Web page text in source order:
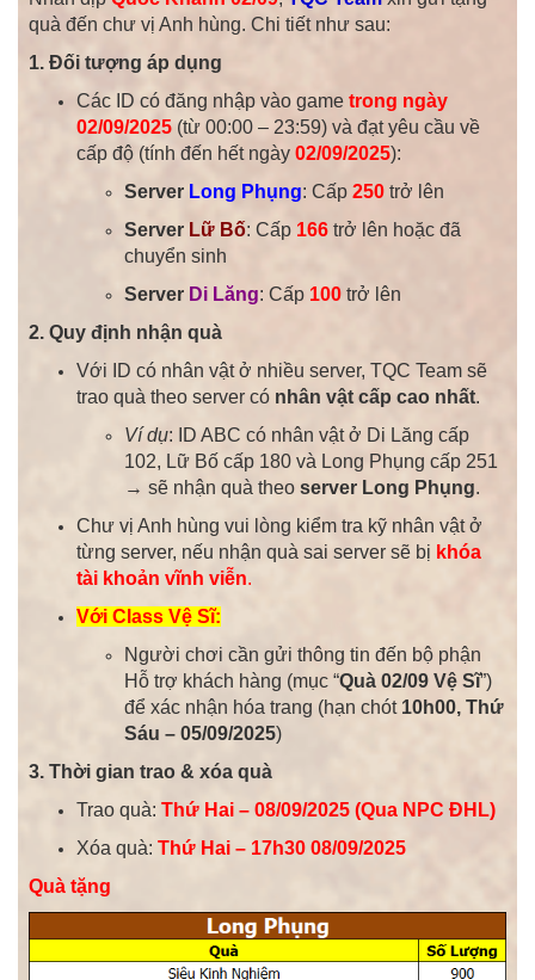
quà đến chư vị Anh hùng. Chi tiết như sau:
1. Đối tượng áp dụng
Các ID có đăng nhập vào gametrong ngày
02/09/2025 (từ 00:00 – 23:59) và đạt yêu cầu về
cấp độ (tính đến hết ngày 02/09/2025):
Server Long Phụng: Cấp250trở lên
Server Lữ Bố: Cấp 166trở lên hoặc đã
chuyển sinh
Server Di Lăng: Cấp 100trở lên
2. Quy định nhận quà
Với ID có nhân vật ở nhiều server, TQC Team sẽ
trao quà theo server có nhân vật cấp cao nhất.
Ví dụ: ID ABC có nhân vật ở Di Lăng cấp
102, Lữ Bố cấp 180 và Long Phụng cấp 251
→ sẽ nhận quà theoserver Long Phụng.
Chư vị Anh hùng vui lòng kiểm tra kỹ nhân vật ở
từng server, nếu nhận quà sai server sẽ bị khóa
tài khoản vĩnh viễn.
Với Class Vệ Sĩ:
Người chơi cần gửi thông tin đến bộ phận
Hỗ trợ khách hàng (mục “Quà 02/09 Vệ Sĩ”)
để xác nhận hóa trang (hạn chót 10h00, Thứ
Sáu – 05/09/2025)
3. Thời gian trao & xóa quà
Trao quà:Thứ Hai – 08/09/2025 (Qua NPC ĐHL)
Xóa quà:Thứ Hai – 17h30 08/09/2025
Quà tặng